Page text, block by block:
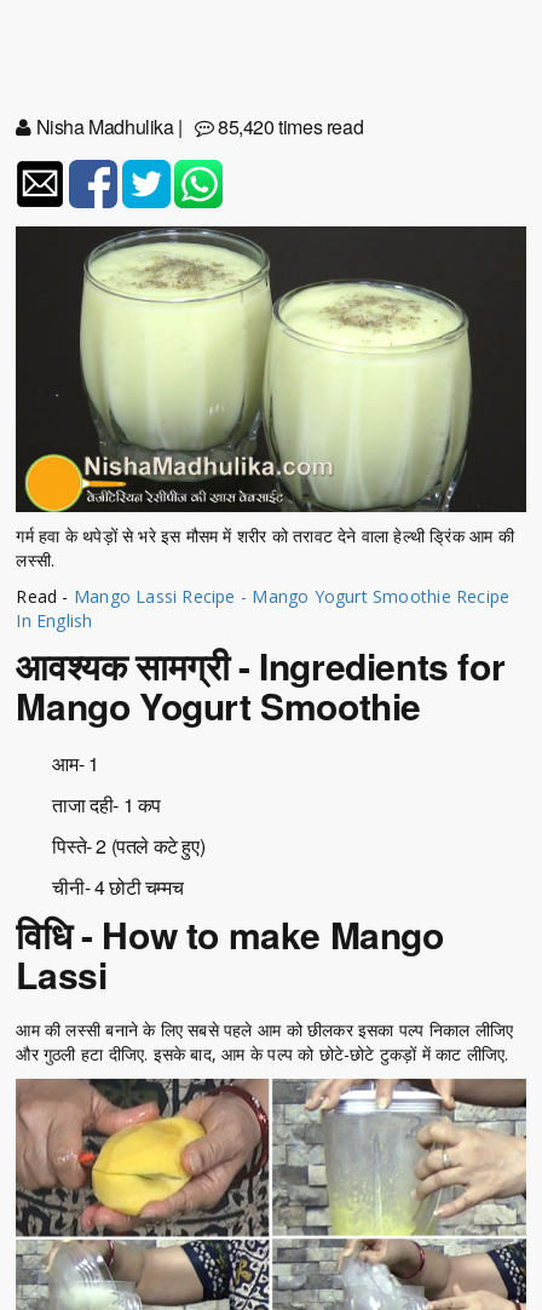
Nisha Madhulika| 85,420 times read
गर्म हवा के थपेड़ों से भरे इस मौसम में शरीर को तरावट देने वाला हेल्थी ड्रिंक आम की
लस्सी.
Read - Mango Lassi Recipe - Mango Yogurt Smoothie Recipe
In English
आवश्यक सामग्री - Ingredients for
Mango Yogurt Smoothie
आम- 1
ताजा दही- 1 कप
पिस्ते- 2 (पतले कटे हुए)
चीनी- 4 छोटी चम्मच
विधि - How to make Mango
Lassi
आम की लस्सी बनाने के लिए सबसे पहले आम को छीलकर इसका पल्प निकाल लीजिए
और गुठली हटा दीजिए. इसके बाद, आम के पल्प को छोटे-छोटे टुकड़ों में काट लीजिए.